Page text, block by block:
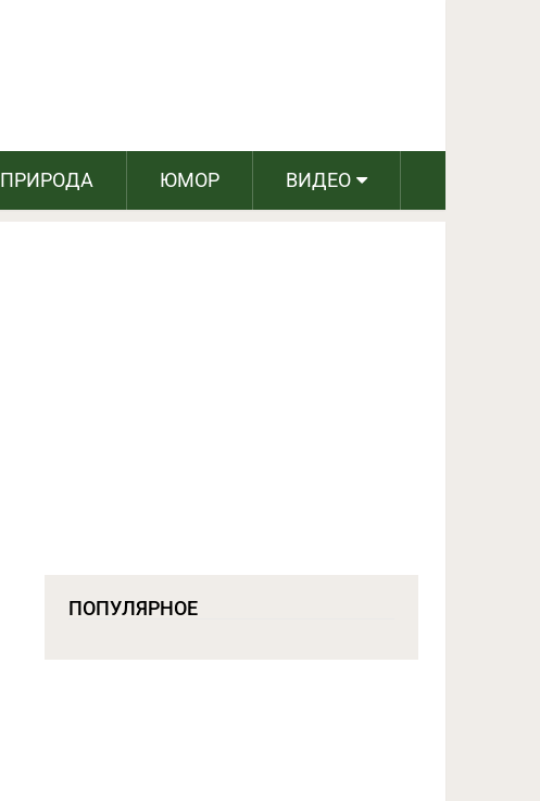
ПРИРОДА ЮМОР ВИДЕО
ПОПУЛЯРНОЕ